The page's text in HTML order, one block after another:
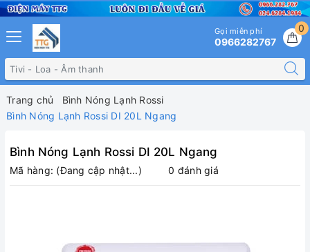
0
Gọi miễn phí
0966282767
Trang chủ
Bình Nóng Lạnh Rossi
Bình Nóng Lạnh Rossi DI 20L Ngang
Bình Nóng Lạnh Rossi DI 20L Ngang
Mã hàng: (Đang cập nhật...) 0 đánh giá